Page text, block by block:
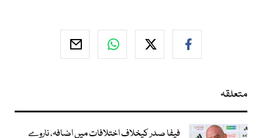
متعلقہ
فیفا صدر کیخلاف اختلافات میں اضافہ، ناروے